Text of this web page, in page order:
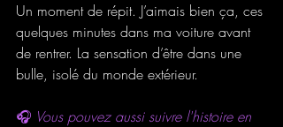
Un moment de répit. J’aimais bien ça, ces
quelques minutes dans ma voiture avant
de rentrer. La sensation d’être dans une
bulle, isolé du monde extérieur.
🎧 Vous pouvez aussi suivre l'histoire en